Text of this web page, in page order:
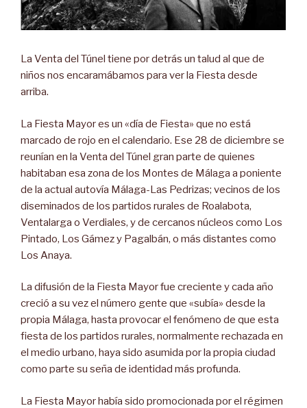
La Venta del Túnel tiene por detrás un talud al que de
niños nos encaramábamos para ver la Fiesta desde
arriba.
La Fiesta Mayor es un «día de Fiesta» que no está
marcado de rojo en el calendario. Ese 28 de diciembre se
reunían en la Venta del Túnel gran parte de quienes
habitaban esa zona de los Montes de Málaga a poniente
de la actual autovía Málaga-Las Pedrizas; vecinos de los
diseminados de los partidos rurales de Roalabota,
Ventalarga o Verdiales, y de cercanos núcleos como Los
Pintado, Los Gámez y Pagalbán, o más distantes como
Los Anaya.
La difusión de la Fiesta Mayor fue creciente y cada año
creció a su vez el número gente que «subía» desde la
propia Málaga, hasta provocar el fenómeno de que esta
fiesta de los partidos rurales, normalmente rechazada en
el medio urbano, haya sido asumida por la propia ciudad
como parte su seña de identidad más profunda.
La Fiesta Mayor había sido promocionada por el régimen